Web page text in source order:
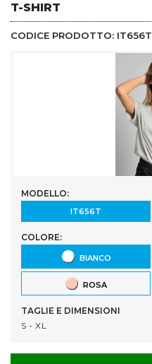
T-SHIRT
CODICE PRODOTTO: IT656T
MODELLO:
IT656T
COLORE:
BIANCO
ROSA
TAGLIE E DIMENSIONI
S - XL